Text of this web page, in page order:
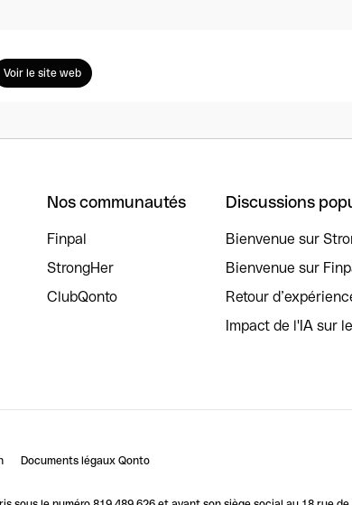
Voir le site web
Nos communautés
Finpal
StrongHer
ClubQonto
Discussions
Bienvenue sur
Bienvenue sur
Retour
Impact de l'IA sur
Documents légaux Qonto